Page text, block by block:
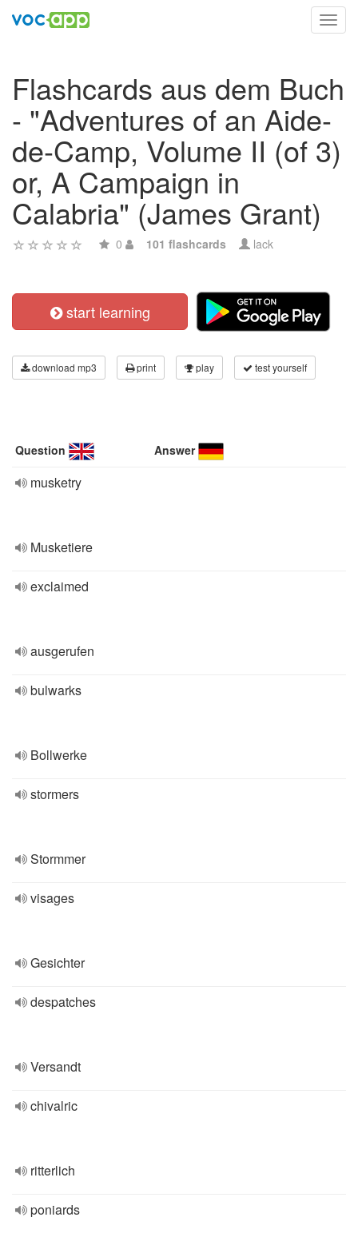
Flashcards aus dem Buch
- "Adventures of an Aide-
de-Camp, Volume II (of 3)
or, A Campaign in
Calabria" (James Grant)
0 101 flashcards lack
start learning
download mp3 print play test yourself
Question Answer
musketry
Musketiere
exclaimed
ausgerufen
bulwarks
Bollwerke
stormers
Stormmer
visages
Gesichter
despatches
Versandt
chivalric
ritterlich
poniards